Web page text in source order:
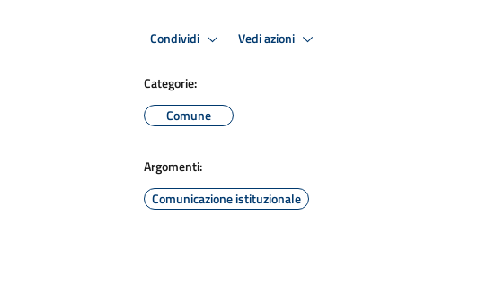
Condividi Vedi azioni
Categorie:
Comune
Argomenti:
Comunicazione istituzionale